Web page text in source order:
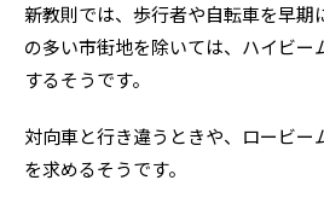
新教則では、歩行者や自転車を早期
の多い市街地を除いては、ハイビー
するそうです。
対向車と行き違うときや、ロービー
を求めるそうです。